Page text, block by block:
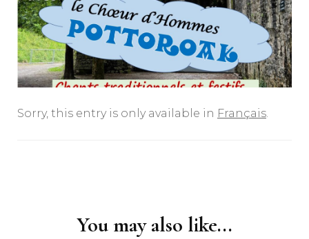
Sorry, this entry is only available in Français.
You may also like...